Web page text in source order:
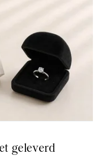
geleverd